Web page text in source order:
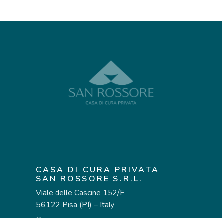
CASA DI CURA PRIVATA
SAN ROSSORE S.R.L.
Viale delle Cascine 152/F
56122 Pisa (PI) – Italy